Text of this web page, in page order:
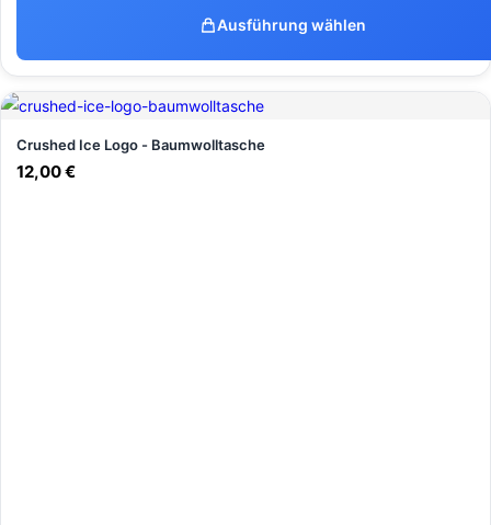
Ausführung wählen
Crushed Ice Logo - Baumwolltasche
12,00€